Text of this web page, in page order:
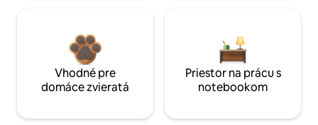
Vhodné pre
domáce zvieratá
Priestor na prácu s
notebookom